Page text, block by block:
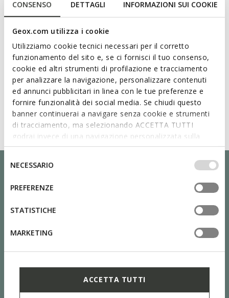
CONSENSO DETTAGLI INFORMAZIONI SUI COOKIE
Geox.com utilizza i cookie
Utilizziamo cookie tecnici necessari per il corretto
funzionamento del sito e, se ci fornisci il tuo consenso,
cookie ed altri strumenti di profilazione e tracciamento
per analizzare la navigazione, personalizzare contenuti
ed annunci pubblicitari in linea con le tue preferenze e
fornire funzionalità dei social media. Se chiudi questo
banner continuerai a navigare senza cookie e strumenti
di tracciamento, ma selezionando ACCETTA TUTTI
godrai invece di una navigazione personalizzata sulla
base dei tuoi gusti ed interessi. Selezionando
IMPOSTAZIONI potrai anche scegliere quali cookies ed
altri strumenti di tracciamento autorizzare. Per maggiori
informazioni o per modificare in qualsiasi momento le
tue impostazioni, visita la nostra
del
consenso
NECESSARIO
PREFERENZE
STATISTICHE
MARKETING
ACCETTA TUTTI